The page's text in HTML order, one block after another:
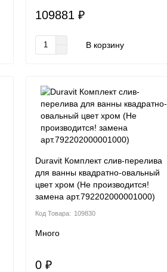
109881 ₽
В корзину
Duravit Комплект слив-перелива
для ванны квадратно-овальный
цвет хром (Не производится!
замена арт.792202000001000)
109830
Много
0 ₽